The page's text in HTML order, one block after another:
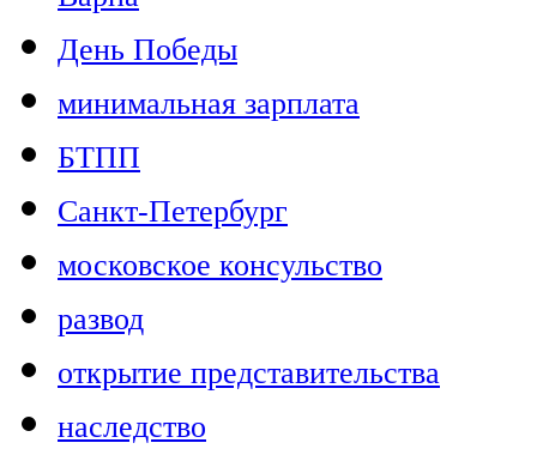
День Победы
минимальная зарплата
БТПП
Санкт-Петербург
московское консульство
развод
открытие представительства
наследство